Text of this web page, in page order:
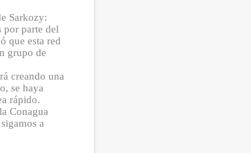
Sarkozy:
por parte del
que esta red
grupo de
creando una
se haya
rápido.
Conagua
a